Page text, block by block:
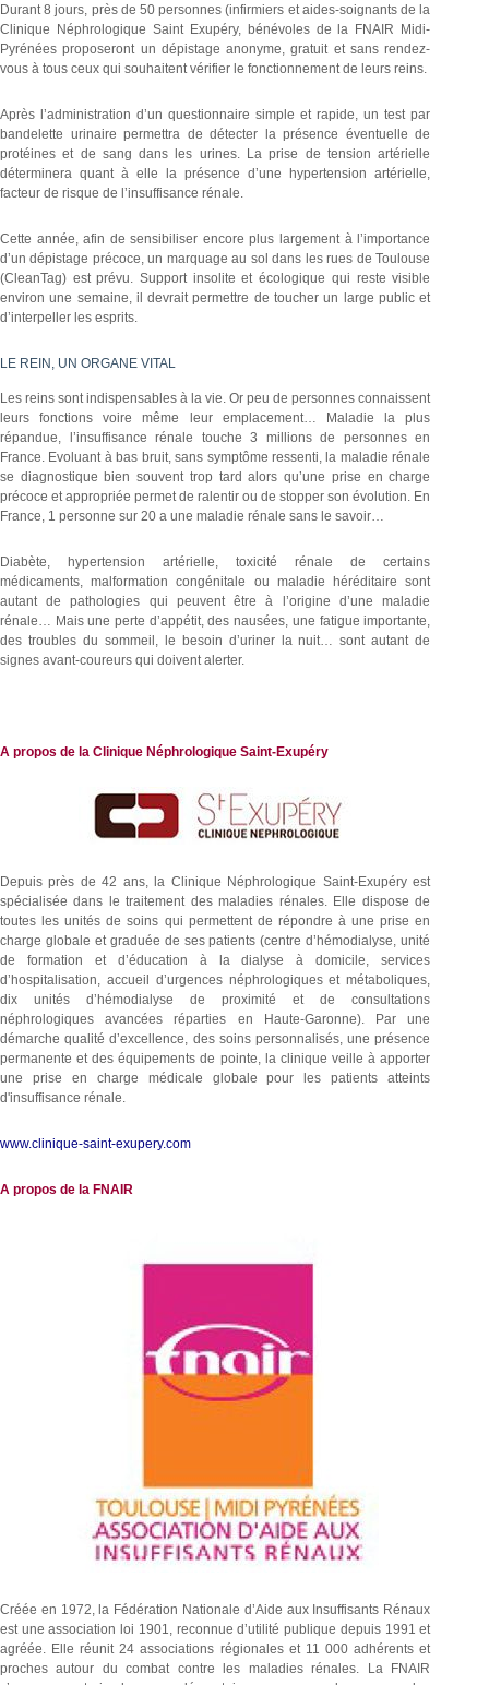
Durant 8 jours, près de 50 personnes (infirmiers et aides-soignants de la
Clinique Néphrologique Saint Exupéry, bénévoles de la FNAIR Midi-
Pyrénées proposeront un dépistage anonyme, gratuit et sans rendez-
vous à tous ceux qui souhaitent vérifier le fonctionnement de leurs reins.
Après l’administration d’un questionnaire simple et rapide, un test par
bandelette urinaire permettra de détecter la présence éventuelle de
protéines et de sang dans les urines. La prise de tension artérielle
déterminera quant à elle la présence d’une hypertension artérielle,
facteur de risque de l’insuffisance rénale.
Cette année, afin de sensibiliser encore plus largement à l’importance
d’un dépistage précoce, un marquage au sol dans les rues de Toulouse
(CleanTag) est prévu. Support insolite et écologique qui reste visible
environ une semaine, il devrait permettre de toucher un large public et
d’interpeller les esprits.
LE REIN, UN ORGANE VITAL
Les reins sont indispensables à la vie. Or peu de personnes connaissent
leurs fonctions voire même leur emplacement… Maladie la plus
répandue, l’insuffisance rénale touche 3 millions de personnes en
France. Evoluant à bas bruit, sans symptôme ressenti, la maladie rénale
se diagnostique bien souvent trop tard alors qu’une prise en charge
précoce et appropriée permet de ralentir ou de stopper son évolution. En
France, 1 personne sur 20 a une maladie rénale sans le savoir…
Diabète, hypertension artérielle, toxicité rénale de certains
médicaments, malformation congénitale ou maladie héréditaire sont
autant de pathologies qui peuvent être à l’origine d’une maladie
rénale… Mais une perte d’appétit, des nausées, une fatigue importante,
des troubles du sommeil, le besoin d’uriner la nuit… sont autant de
signes avant-coureurs qui doivent alerter.
A propos de la Clinique Néphrologique Saint-Exupéry
Depuis près de 42 ans, la Clinique Néphrologique Saint-Exupéry est
spécialisée dans le traitement des maladies rénales. Elle dispose de
toutes les unités de soins qui permettent de répondre à une prise en
charge globale et graduée de ses patients (centre d’hémodialyse, unité
de formation et d’éducation à la dialyse à domicile, services
d’hospitalisation, accueil d’urgences néphrologiques et métaboliques,
dix unités d’hémodialyse de proximité et de consultations
néphrologiques avancées réparties en Haute-Garonne). Par une
démarche qualité d’excellence, des soins personnalisés, une présence
permanente et des équipements de pointe, la clinique veille à apporter
une prise en charge médicale globale pour les patients atteints
d'insuffisance rénale.
www.clinique-saint-exupery.com
A propos de la FNAIR
Créée en 1972, la Fédération Nationale d’Aide aux Insuffisants Rénaux
est une association loi 1901, reconnue d’utilité publique depuis 1991 et
agréée. Elle réunit 24 associations régionales et 11 000 adhérents et
proches autour du combat contre les maladies rénales. La FNAIR